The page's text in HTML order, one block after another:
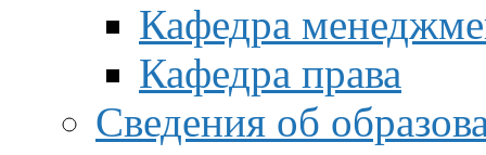
Кафедра
Кафедра права
Сведения об